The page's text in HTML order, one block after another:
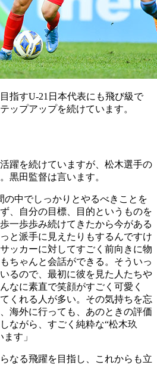
指すU-21日本代表にも飛び級で
ップアップを続けています。
躍を続けていますが、松木選手の
黒田監督は言います。
の中でしっかりとやるべきことを
、自分の目標、目的というものを
一歩歩み続けてきたから今がある
と派手に見えたりもするんですけ
ッカーに対してすごく前向きに物
ちゃんと会話ができる。そういっ
るので、最初に彼を見た人たちや
なに素直で笑顔がすごく可愛く
くれる人が多い。その気持ちを忘
海外に行っても、あのときの評価
ながら、すごく純粋な“松木玖
す」
なる飛躍を目指し、これからも立